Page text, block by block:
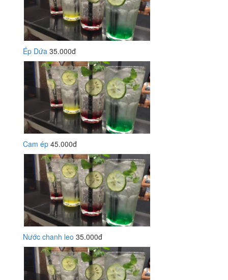
Ép Dứa 35.000đ
Cam ép 45.000đ
Nước chanh leo 35.000đ